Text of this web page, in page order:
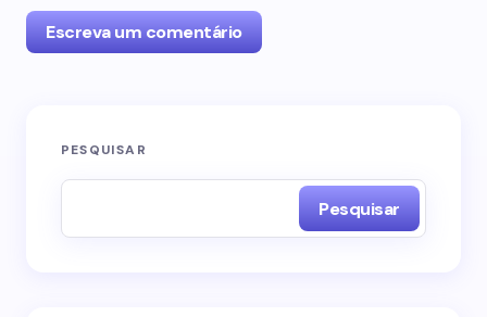
Escreva um comentário
O seu endereço de e-mail não será publicado.
PESQUISAR
Pesquisar